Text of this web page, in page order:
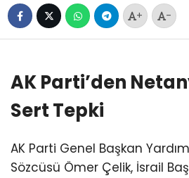
+ -
AK Parti’den
Sert Tepki
AK Parti Genel Başkan
Sözcüsü Ömer Çelik, İsrail